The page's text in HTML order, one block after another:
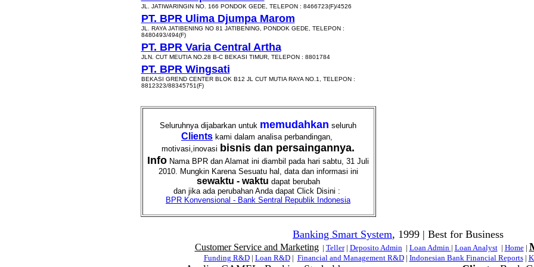
JL. JATIWARINGIN NO. 166 PONDOK GEDE, TELEPON : 8466723(F)/4526
PT. BPR Ulima Djumpa Marom
JL. RAYA JATIBENING NO 81 JATIBENING, PONDOK GEDE, TELEPON :
8480493/494(F)
PT. BPR Varia Central Artha
JLN. CUT MEUTIA NO.28 B-C BEKASI TIMUR, TELEPON : 8801784
PT. BPR Wingsati
BEKASI GREND CENTER BLOK B12 JL CUT MUTIA RAYA NO.1, TELEPON :
8812323/88345751(F)
Seluruhnya dijabarkan untuk memudahkan seluruh
Clients kami dalam analisa perbandingan,
motivasi,inovasi bisnis dan persaingannya.
Info Nama BPR dan Alamat ini diambil pada hari sabtu, 31 Juli
2010. Mungkin Karena Sesuatu hal, data dan informasi ini
sewaktu - waktu dapat berubah
dan jika ada perubahan Anda dapat Click Disini :
BPR Konvensional - Bank Sentral Republik Indonesia
Banking Smart System, 1999 | Best for Business
Customer Service and Marketing| Teller| Deposito Admin| Loan Admin | Loan Analyst| Home|
Funding R&D| Loan R&D| Financial and Management R&D| Indonesian Bank Financial Reports|